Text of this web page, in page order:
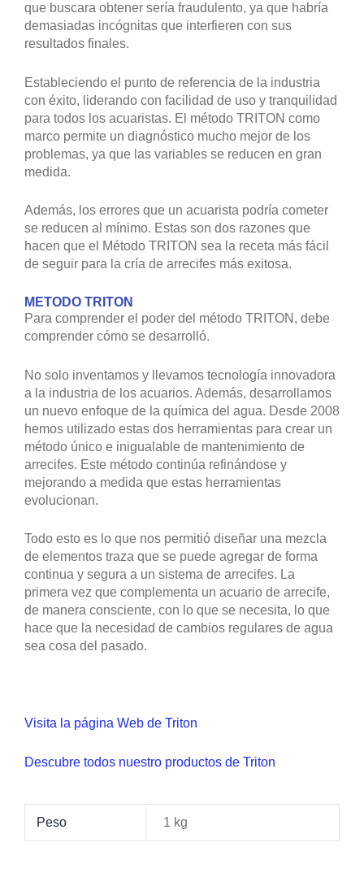
que buscara obtener sería fraudulento, ya que habría
demasiadas incógnitas que interfieren con sus
resultados finales.
Estableciendo el punto de referencia de la industria
con éxito, liderando con facilidad de uso y tranquilidad
para todos los acuaristas. El método TRITON como
marco permite un diagnóstico mucho mejor de los
problemas, ya que las variables se reducen en gran
medida.
Además, los errores que un acuarista podría cometer
se reducen al mínimo. Estas son dos razones que
hacen que el Método TRITON sea la receta más fácil
de seguir para la cría de arrecifes más exitosa.
METODO TRITON
Para comprender el poder del método TRITON, debe
comprender cómo se desarrolló.
No solo inventamos y llevamos tecnología innovadora
a la industria de los acuarios. Además, desarrollamos
un nuevo enfoque de la química del agua. Desde 2008
hemos utilizado estas dos herramientas para crear un
método único e inigualable de mantenimiento de
arrecifes. Este método continúa refinándose y
mejorando a medida que estas herramientas
evolucionan.
Todo esto es lo que nos permitió diseñar una mezcla
de elementos traza que se puede agregar de forma
continua y segura a un sistema de arrecifes. La
primera vez que complementa un acuario de arrecife,
de manera consciente, con lo que se necesita, lo que
hace que la necesidad de cambios regulares de agua
sea cosa del pasado.
Visita la página Web de Triton
Descubre todos nuestro productos de Triton
Peso 1 kg